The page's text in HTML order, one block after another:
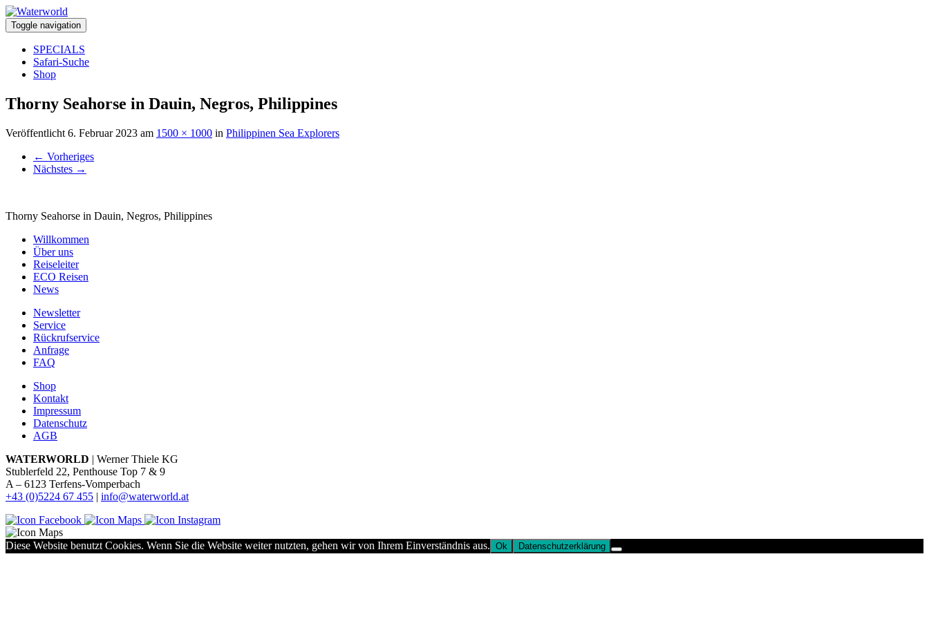
Toggle navigation
SPECIALS
Safari-Suche
Shop
Thorny Seahorse in Dauin, Negros, Philippines
Veröffentlicht 6. Februar 2023 am 1500 × 1000 in Philippinen Sea Explorers
← Vorheriges
Nächstes →
Thorny Seahorse in Dauin, Negros, Philippines
Willkommen
Über uns
Reiseleiter
ECO Reisen
News
Newsletter
Service
Rückrufservice
Anfrage
FAQ
Shop
Kontakt
Impressum
Datenschutz
AGB
WATERWORLD | Werner Thiele KG
Stublerfeld 22, Penthouse Top 7 & 9
A – 6123 Terfens-Vomperbach
+43 (0)5224 67 455 | info@waterworld.at
Diese Website benutzt Cookies. Wenn Sie die Website weiter nutzten, gehen wir von Ihrem Einverständnis aus. Ok Datenschutzerklärung